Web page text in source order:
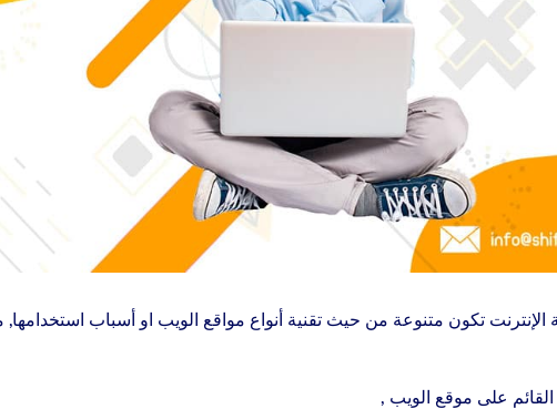
تكون متنوعة من حيث تقنية أنواع مواقع الويب او أسباب استخدامها,
على موقع الويب ,